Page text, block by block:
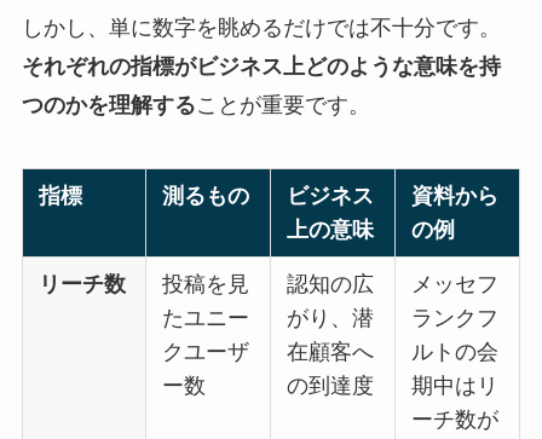
しかし、単に数字を眺めるだけでは不十分です。
それぞれの指標がビジネス上どのような意味を持
つのかを理解することが重要です。
指標 測るもの
ビジネス
上の意味
資料から
の例
リーチ数
投稿を見
たユニー
クユーザ
ー数
認知の広
がり、潜
在顧客へ
の到達度
メッセフ
ランクフ
ルトの会
期中はリ
ーチ数が